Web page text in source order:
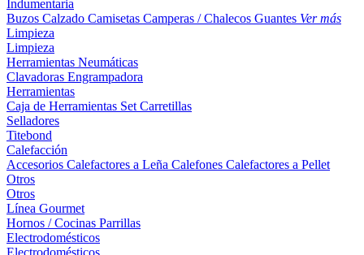
Indumentaria
Buzos Calzado Camisetas Camperas / Chalecos Guantes Ver más
Limpieza
Limpieza
Herramientas Neumáticas
Clavadoras Engrampadora
Herramientas
Caja de Herramientas Set Carretillas
Selladores
Titebond
Calefacción
Accesorios Calefactores a Leña Calefones Calefactores a Pellet
Otros
Otros
Línea Gourmet
Hornos / Cocinas Parrillas
Electrodomésticos
Electrodomésticos